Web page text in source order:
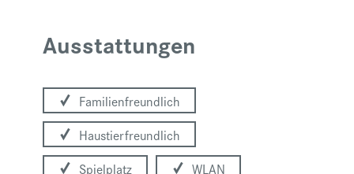
Ausstattungen
Familienfreundlich
Haustierfreundlich
Spielplatz
WLAN